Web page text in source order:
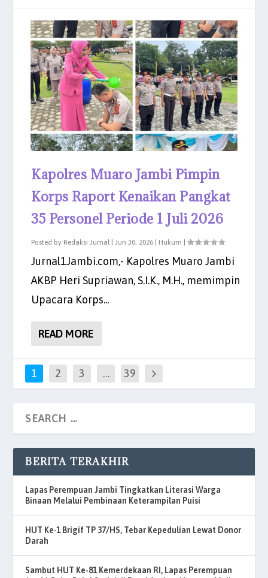
Kapolres Muaro Jambi Pimpin
Korps Raport Kenaikan Pangkat
35 Personel Periode 1 Juli 2026
Posted by Redaksi Jurnal | Jun 30, 2026 | Hukum |
Jurnal1Jambi.com,- Kapolres Muaro Jambi
AKBP Heri Supriawan, S.I.K., M.H., memimpin
Upacara Korps...
READ MORE
1 2 3 … 39
BERITA TERAKHIR
Lapas Perempuan Jambi Tingkatkan Literasi Warga
Binaan Melalui Pembinaan Keterampilan Puisi
HUT Ke-1 Brigif TP 37/HS, Tebar Kepedulian Lewat Donor
Darah
Sambut HUT Ke-81 Kemerdekaan RI, Lapas Perempuan